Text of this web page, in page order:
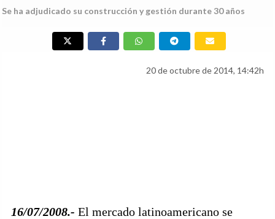
Se ha adjudicado su construcción y gestión durante 30 años
20 de octubre de 2014, 14:42h
16/07/2008.- El mercado latinoamericano se